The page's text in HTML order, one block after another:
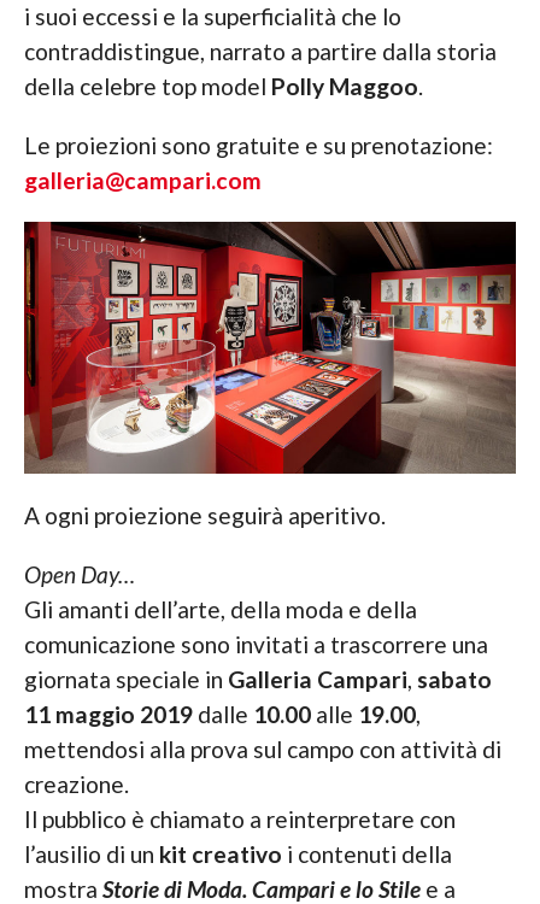
i suoi eccessi e la superficialità che lo
contraddistingue, narrato a partire dalla storia
della celebre top model Polly Maggoo
Le proiezioni sono gratuite e su prenotazione:
galleria@campari.com
A ogni proiezione seguirà aperitivo.
Open Day…
Gli amanti dell’arte, della moda e della
comunicazione sono invitati a trascorrere una
giornata speciale in Galleria Campari, sabato
11 maggio 2019dalle 10.00alle 19.00,
mettendosi alla prova sul campo con attività di
creazione.
Il pubblico è chiamato a reinterpretare con
l’ausilio di un kit creativo i contenuti della
mostra Storie di Moda. Campari e lo Stile e a